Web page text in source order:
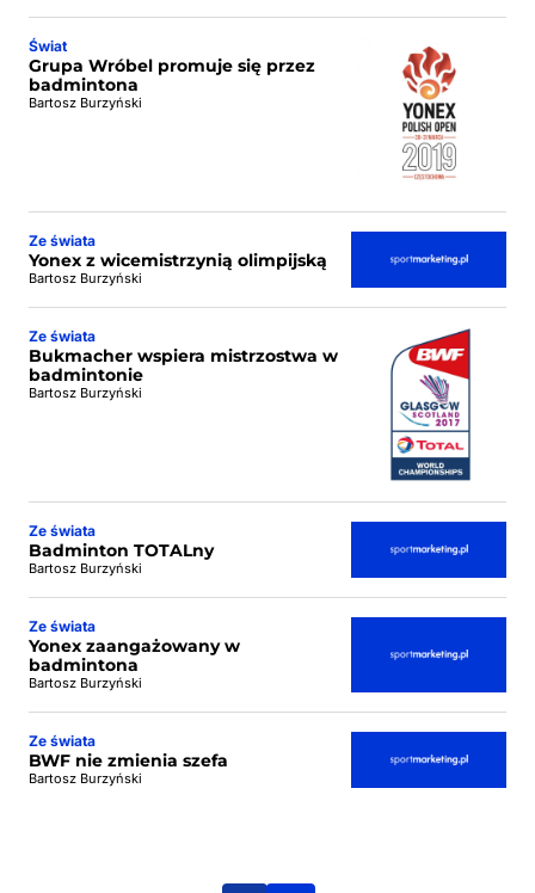
Świat
Grupa Wróbel promuje się przez
badmintona
Bartosz Burzyński
Ze świata
Yonex z wicemistrzynią olimpijską
Bartosz Burzyński
Ze świata
Bukmacher wspiera mistrzostwa w
badmintonie
Bartosz Burzyński
Ze świata
Badminton TOTALny
Bartosz Burzyński
Ze świata
Yonex zaangażowany w
badmintona
Bartosz Burzyński
Ze świata
BWF nie zmienia szefa
Bartosz Burzyński